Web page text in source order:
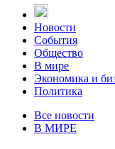
Новости
События
Общество
В мире
Экономика и
Политика
Все новости
В МИРЕ